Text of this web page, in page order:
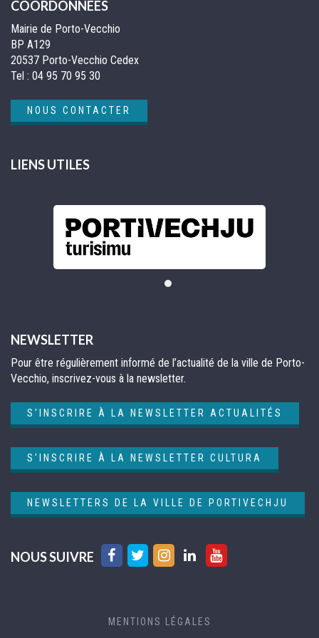
COORDONNÉES
Mairie de Porto-Vecchio
BP A129
20537 Porto-Vecchio Cedex
Tel : 04 95 70 95 30
NOUS CONTACTER
LIENS UTILES
NEWSLETTER
Pour être régulièrement informé de l’actualité de la ville de Porto-
Vecchio, inscrivez-vous à la newsletter.
S'INSCRIRE À LA NEWSLETTER ACTUALITÉS
S'INSCRIRE À LA NEWSLETTER CULTURA
NEWSLETTERS DE LA VILLE DE PORTIVECHJU
NOUS SUIVRE
Lien
compte
Lien
compte
Lien
compte
Lien
compte
MENTIONS LÉGALES